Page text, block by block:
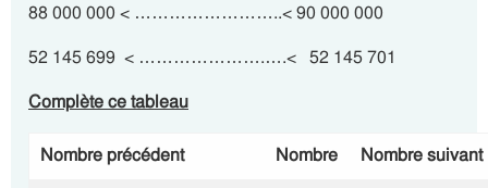
88 000 000 < ……………………..< 90 000 000
52 145 699 < ………………….….< 52 145 701
Complète ce tableau
Nombre précédent Nombre Nombre suivant